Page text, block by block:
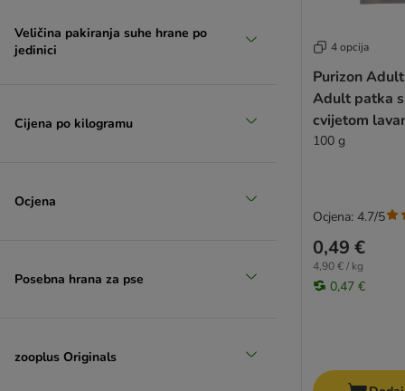
Veličina pakiranja suhe hrane po
jedinici
Cijena po kilogramu
Ocjena
Posebna hrana za pse
zooplus Originals
4 opcija
Purizon
Adult patka
cvijetom
100 g
0,49 €
4,90 € / kg
0,47 €
Ocjena: 4.7/5